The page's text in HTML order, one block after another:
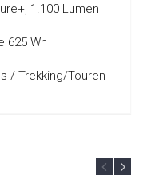
1.100 Lumen
625 Wh
/ Trekking/Touren